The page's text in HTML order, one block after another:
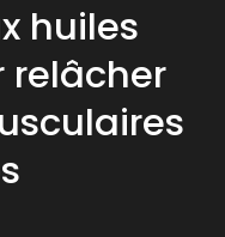
huiles
relâcher